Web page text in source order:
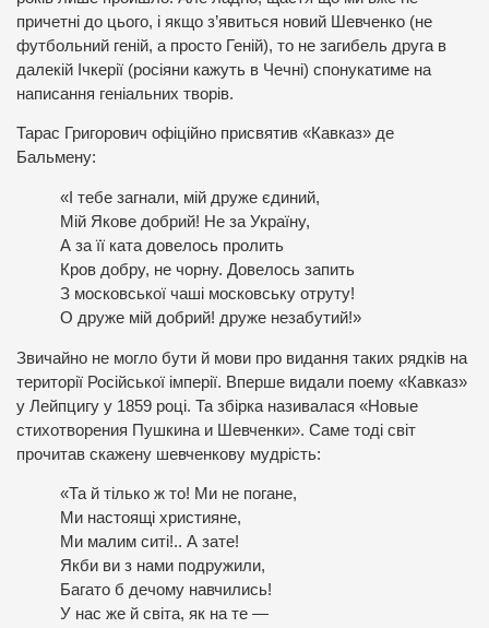
причетні до цього, і якщо з’явиться новий Шевченко (не
футбольний геній, а просто Геній), то не загибель друга в
далекій Ічкерії (росіяни кажуть в Чечні) спонукатиме на
написання геніальних творів.
Тарас Григорович офіційно присвятив «Кавказ» де
Бальмену:
«І тебе загнали, мій друже єдиний,
Мій Якове добрий! Не за Україну,
А за її ката довелось пролить
Кров добру, не чорну. Довелось запить
З московської чаші московську отруту!
О друже мій добрий! друже незабутий!»
Звичайно не могло бути й мови про видання таких рядків на
території Російської імперії. Вперше видали поему «Кавказ»
у Лейпцигу у 1859 році. Та збірка називалася «Новые
стихотворения Пушкина и Шевченки». Саме тоді світ
прочитав скажену шевченкову мудрість:
«Та й тілько ж то! Ми не погане,
Ми настоящі християне,
Ми малим ситі!.. А зате!
Якби ви з нами подружили,
Багато б дечому навчились!
У нас же й світа, як на те —